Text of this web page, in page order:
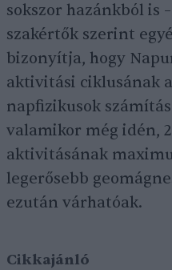
sokszor hazánkból is
szakértők szerint
bizonyítja, hogy
aktivitási ciklusának
napfizikusok
valamikor még idén,
aktivitásának
legerősebb
ezután várhatóak.
Cikkajánló